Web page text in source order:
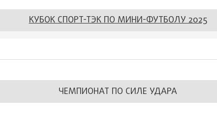
КУБОК СПОРТ-ТЭК ПО МИНИ-ФУТБОЛУ 2025
ЧЕМПИОНАТ ПО СИЛЕ УДАРА